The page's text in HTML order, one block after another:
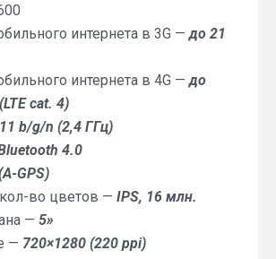
интернета в 3G —до 21
интернета в 4G —до
cat. 4)
b/g/n (2,4 ГГц)
4.0
GPS)
во цветов — IPS, 16 млн.
— 5»
— 720×1280 (220 ppi)